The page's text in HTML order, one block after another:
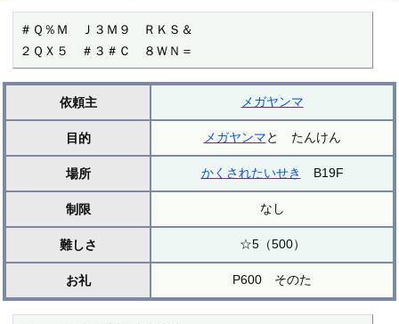
＃Ｑ％Ｍ　Ｊ３Ｍ９　ＲＫＳ＆
２ＱＸ５　＃３＃Ｃ　８ＷＮ＝
依頼主 メガヤンマ
目的 メガヤンマと たんけん
場所 かくされたいせき B19F
制限 なし
難しさ ☆5（500）
お礼 P600 そのた